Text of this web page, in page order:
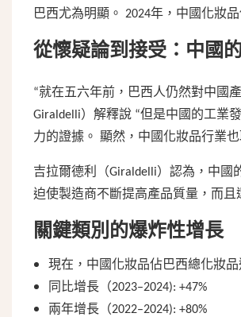
巴西尤為明顯。 2024年，中國化妝
從懷疑論到接受：中國
“就在五六年前，巴西人仍然對中國
Giraldelli）解釋說 “但是中國的工業
力的證據。 顯然，中國化妝品行業
吉拉爾德利（Giraldelli）認為，中
迫使製造商不斷提高產品質量，而
關鍵類別的爆炸性增長
現在，中國化妝品佔巴西總化妝品
同比增長（2023–2024): +47%
兩年增長（2022–2024): +80%